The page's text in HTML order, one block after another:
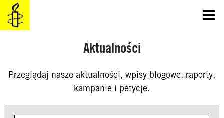
SKOCZ
DO
TREŚCI
Aktualności
Przeglądaj nasze aktualności, wpisy blogowe, raporty,
kampanie i petycje.